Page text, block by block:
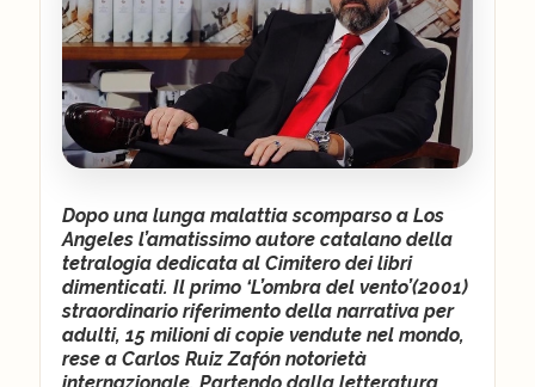
Dopo una lunga malattia scomparso a Los
Angeles l’amatissimo autore catalano della
tetralogia dedicata al Cimitero dei libri
dimenticati. Il primo ‘L’ombra del vento’(2001)
straordinario riferimento della narrativa per
adulti, 15 milioni di copie vendute nel mondo,
rese a Carlos Ruiz Zafón notorietà
internazionale. Partendo dalla letteratura